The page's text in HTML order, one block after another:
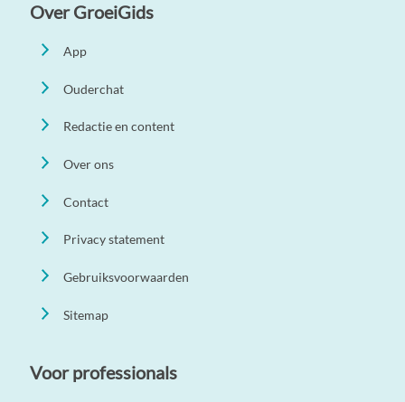
Over GroeiGids
App
Ouderchat
Redactie en content
Over ons
Contact
Privacy statement
Gebruiksvoorwaarden
Sitemap
Voor professionals